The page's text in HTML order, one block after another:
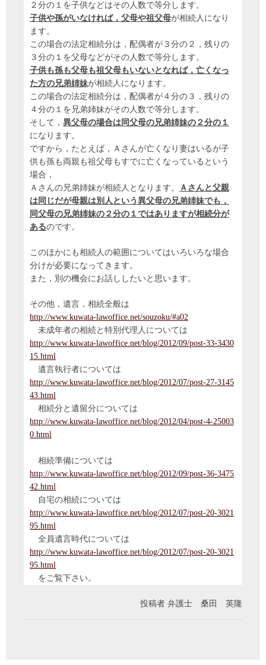
２分の１を子供などはその人数で等分します。
子供や孫がいなければ，父母や祖父母が相続人になり
ます。
この場合の法定相続分は，配偶者が３分の２，残りの
３分の１を父母などがその人数で等分します。
子供も孫も父母も祖父母もいないとなれば，亡くなっ
た方の兄弟姉妹が相続人になります。
この場合の法定相続分は，配偶者が４分の３，残りの
４分の１を兄弟姉妹がその人数で等分します。
そして， 異父母の場合は同父母の兄弟姉妹の２分の１
になります。
ですから，たとえば，Ａさんが亡くなり妻はいるが子
供も孫も両親も祖父母もすでに亡くなっているという
場合，
Ａさんの兄弟姉妹が相続人となります。
Ａさんと父親
は同じだが母親は別人という異父母の兄弟姉妹でも，
同父母の兄弟姉妹の２分の１ではありますが相続分が
あるのです。
このほかにも相続人の範囲についてはいろいろな場合
分けが必要になってきます。
また，別の機会にお話ししたいと思います。
その他，遺言，相続全般は
http://www.kuwata-lawoffice.net/souzoku/#a02
未成年者の相続と特別代理人については
http://www.kuwata-lawoffice.net/blog/2012/09/post-33-3430
15.html
遺言執行者については
http://www.kuwata-lawoffice.net/blog/2012/07/post-27-3145
43.html
相続分と遺留分については
http://www.kuwata-lawoffice.net/blog/2012/04/post-4-25003
0.html
相続準備については
http://www.kuwata-lawoffice.net/blog/2012/09/post-36-3475
42.html
自宅の相続については
http://www.kuwata-lawoffice.net/blog/2012/07/post-20-3021
95.html
全員遺言時代については
http://www.kuwata-lawoffice.net/blog/2012/07/post-20-3021
95.html
をご覧下さい。
投稿者 弁護士 桑田 英隆